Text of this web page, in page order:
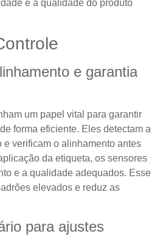
e a qualidade do produto
e garantia
um papel vital para garantir
forma eficiente. Eles detectam a
verificam o alinhamento antes
da etiqueta, os sensores
e a qualidade adequados. Esse
elevados e reduz as
para ajustes